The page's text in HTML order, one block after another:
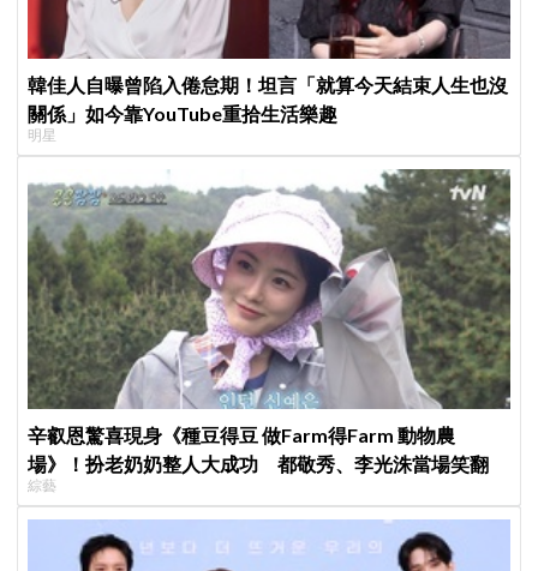
韓佳人自曝曾陷入倦怠期！坦言「就算今天結束人生也沒
關係」如今靠YouTube重拾生活樂趣
明星
辛叡恩驚喜現身《種豆得豆 做Farm得Farm 動物農
場》！扮老奶奶整人大成功 都敬秀、李光洙當場笑翻
綜藝